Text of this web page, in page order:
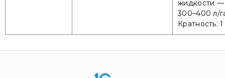
жидкости —
300–400 л/
Кратность: 1